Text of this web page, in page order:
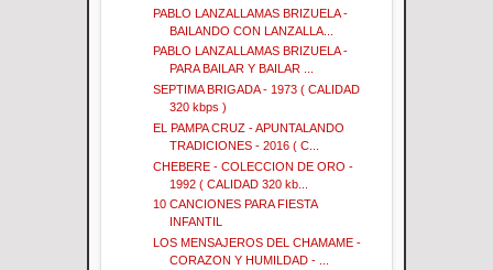
PABLO LANZALLAMAS BRIZUELA -
BAILANDO CON LANZALLA...
PABLO LANZALLAMAS BRIZUELA -
PARA BAILAR Y BAILAR ...
SEPTIMA BRIGADA - 1973 ( CALIDAD
320 kbps )
EL PAMPA CRUZ - APUNTALANDO
TRADICIONES - 2016 ( C...
CHEBERE - COLECCION DE ORO -
1992 ( CALIDAD 320 kb...
10 CANCIONES PARA FIESTA
INFANTIL
LOS MENSAJEROS DEL CHAMAME -
CORAZON Y HUMILDAD - ...